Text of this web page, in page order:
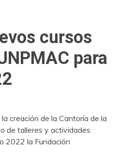
cursos
para
creación de la Cantoría de la
de talleres y actividades
2022 la Fundación